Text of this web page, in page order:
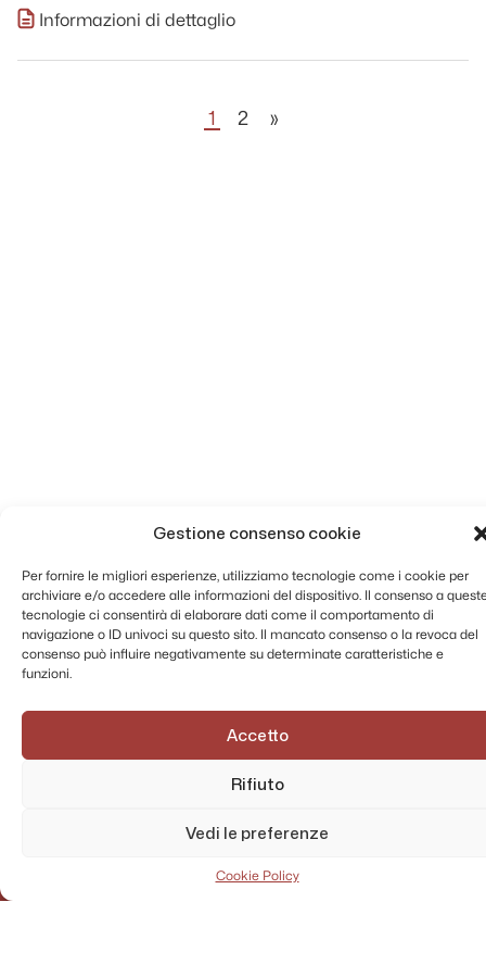
Gestione consenso cookie
Per fornire le migliori esperienze, utilizziamo tecnologie come i cookie per
archiviare e/o accedere alle informazioni del dispositivo. Il consenso a
tecnologie ci consentirà di elaborare dati come il comportamento di
navigazione o ID univoci su questo sito. Il mancato consenso o la revoca del
consenso può influire negativamente su determinate caratteristiche e
funzioni.
Accetto
Rifiuto
Vedi le preferenze
Cookie Policy
Informazioni di dettaglio
1 2 »
CONTATTI